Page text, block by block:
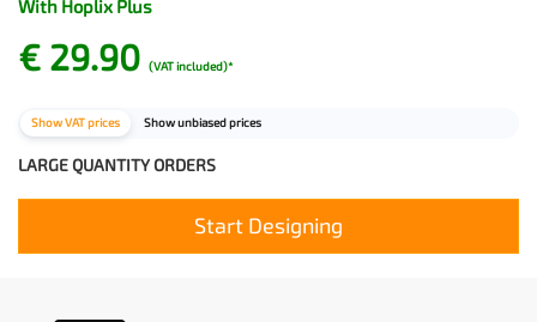
With Hoplix Plus
€ 29.90 (VAT included)*
Show VAT prices Show unbiased prices
LARGE QUANTITY ORDERS
Start Designing